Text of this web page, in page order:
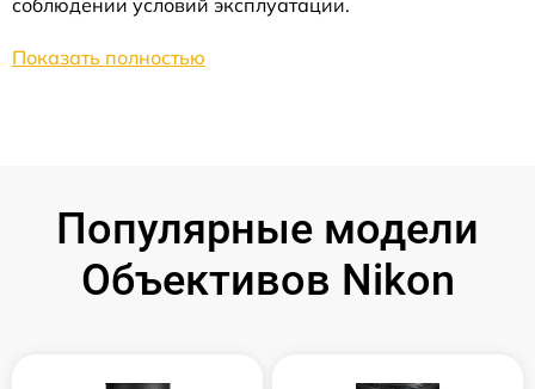
соблюдении условий эксплуатации.
Показать полностью
Популярные модели
Объективов Nikon